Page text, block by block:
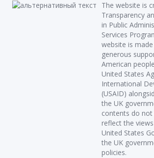
The website is
Transparency
in Public
Services
website is
generous
American
United States
International
(USAID)
the UK
contents do not
reflect the
United States
the UK
policies.